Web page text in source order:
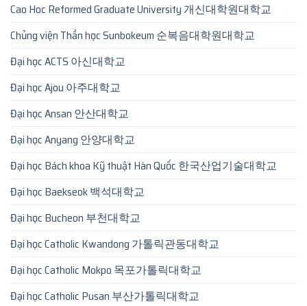
Cao Hoc Reformed Graduate University 개신대학원대학교
Chủng viện Thần học Sunbokeum 순복음대학원대학교
Đại học ACTS 아신대학교
Đại học Ajou 아주대학교
Đại học Ansan 안산대학교
Đại học Anyang 안양대학교
Đại học Bách khoa Kỹ thuật Hàn Quốc 한국산업기술대학교
Đại học Baekseok 백석대학교
Đại học Bucheon 부천대학교
Đại học Catholic Kwandong 가톨릭관동대학교
Đại học Catholic Mokpo 목포가톨릭대학교
Đại học Catholic Pusan 부산가톨릭대학교